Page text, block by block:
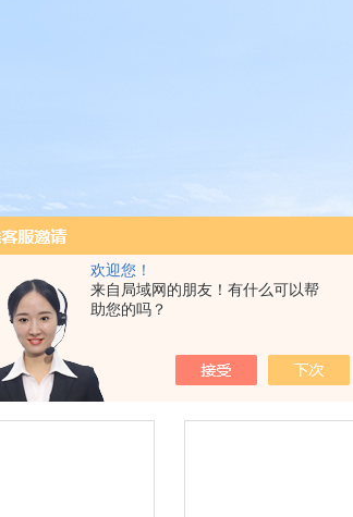
欢迎您！
来自局域网的朋友！有什么可以帮
助您的吗？